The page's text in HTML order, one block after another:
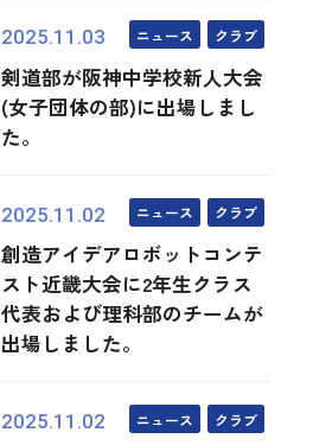
2025.11.03 ニュース クラブ
剣道部が阪神中学校新人大会
(女子団体の部)に出場しまし
た。
2025.11.02 ニュース クラブ
創造アイデアロボットコンテ
スト近畿大会に2年生クラス
代表および理科部のチームが
出場しました。
2025.11.02 ニュース クラブ